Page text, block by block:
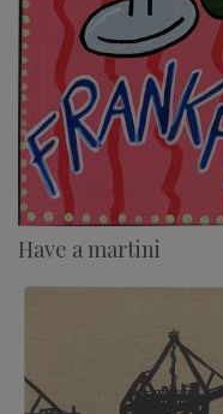
Have a martini